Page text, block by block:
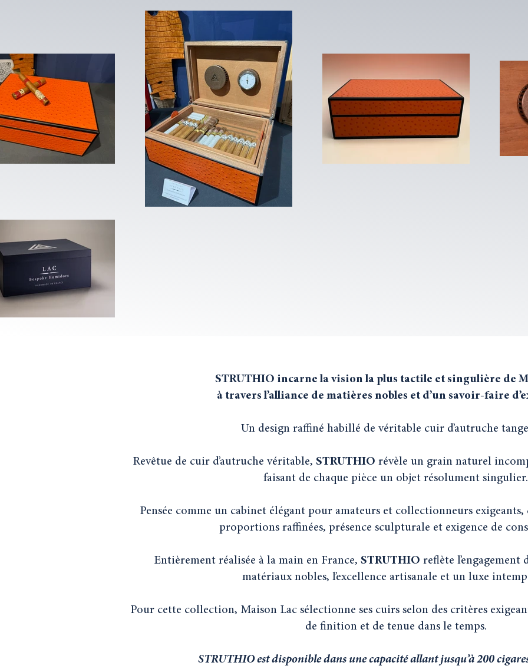
STRUTHIO incarne la vision la plus tactile et singulière de
à travers l’alliance de matières nobles et d’un savoir-faire
Un design raffiné habillé de véritable cuir d’autruche
Revêtue de cuir d’autruche véritable, STRUTHIO révèle un grain naturel
faisant de chaque pièce un objet résolument singulier.
Pensée comme un cabinet élégant pour amateurs et collectionneurs
proportions raffinées, présence sculpturale et exigence de
Entièrement réalisée à la main en France, STRUTHIO reflète
matériaux nobles, l’excellence artisanale et un luxe
Pour cette collection, Maison Lac sélectionne ses cuirs selon des critères
de finition et de tenue dans le temps.
STRUTHIO est disponible dans une capacité allant jusqu’à 200